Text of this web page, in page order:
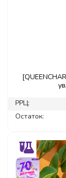
РРЦ:
Остаток: